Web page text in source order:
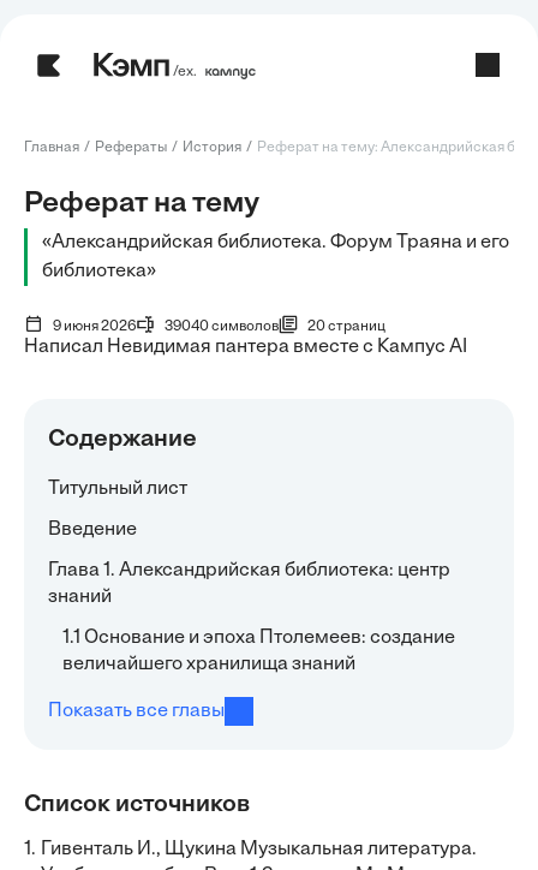
/ех.
Главная Рефераты История Реферат на тему: Александрийская
Реферат на тему
«Александрийская библиотека. Форум Траяна и его
библиотека»
9 июня 2026 39040 символов 20 страниц
Написал Невидимая пантера вместе с Кампус AI
Содержание
Титульный лист
Введение
Глава 1. Александрийская библиотека: центр
знаний
1.1 Основание и эпоха Птолемеев: создание
величайшего хранилища знаний
Показать все главы
Список источников
1.
Гивенталь И., Щукина Музыкальная литература.